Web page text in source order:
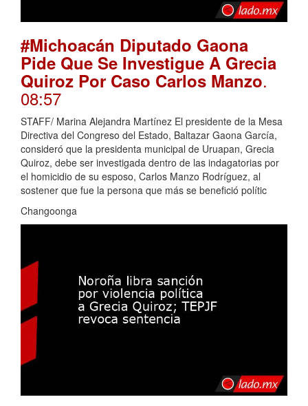
#Michoacán Diputado Gaona
Pide Que Se Investigue A Grecia
Quiroz Por Caso Carlos Manzo.
08:57
STAFF/ Marina Alejandra Martínez El presidente de la Mesa
Directiva del Congreso del Estado, Baltazar Gaona García,
consideró que la presidenta municipal de Uruapan, Grecia
Quiroz, debe ser investigada dentro de las indagatorias por
el homicidio de su esposo, Carlos Manzo Rodríguez, al
sostener que fue la persona que más se benefició polític
Changoonga